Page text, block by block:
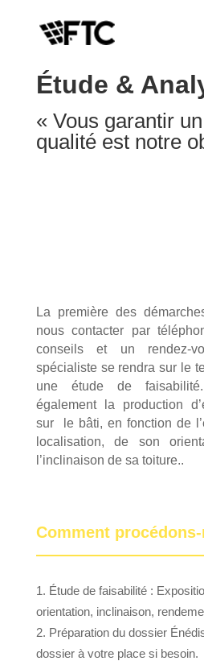
Étude &
« Vous garantir
qualité est notre
La première des
nous contacter par
conseils et un rendez-
spécialiste se rendra sur le
une étude de
également la production
sur
le bâti, en fonction de
localisation, de son
l’inclinaison de sa toiture..
Comment
Étude de faisabilité :
orientation, inclinaison,
Préparation du dossier
dossier à votre place si besoin.